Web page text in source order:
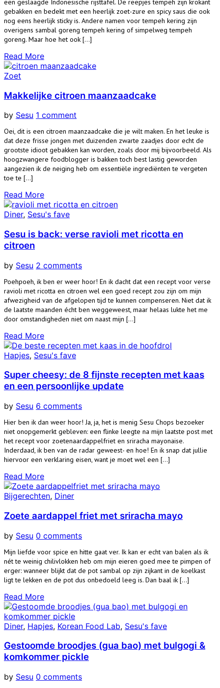
een geslaagde Indonesische rijsttafel. De reepjes tempeh zijn krokant
gebakken en bedekt met een heerlijk zoet-zure en spicy saus die ook
nog eens heerlijk sticky is. Andere namen voor tempeh kering zijn
overigens sambal goreng tempeh kering of simpelweg tempeh
goreng. Maar hoe het ook […]
Read More
Zoet
Makkelijke citroen maanzaadcake
by Sesu 1 comment
Oei, dit is een citroen maanzaadcake die je wilt maken. En het leuke is
dat deze frisse jongen met duizenden zwarte zaadjes door echt de
grootste idioot gebakken kan worden, zoals door mij bijvoorbeeld. Als
hoogzwangere foodblogger is bakken toch best lastig geworden
aangezien ik de neiging heb om essentiële ingrediënten te vergeten
toe te […]
Read More
Diner, Sesu's fave
Sesu is back: verse ravioli met ricotta en
citroen
by Sesu 2 comments
Poehpoeh, ik ben er weer hoor! En ik dacht dat een recept voor verse
ravioli met ricotta en citroen wel een goed recept zou zijn om mijn
afwezigheid van de afgelopen tijd te kunnen compenseren. Niet dat ik
de laatste maanden écht ben weggeweest, maar helaas lukte het me
door omstandigheden niet om naast mijn […]
Read More
Hapjes, Sesu's fave
Super cheesy: de 8 fijnste recepten met kaas
en een persoonlijke update
by Sesu 6 comments
Hier ben ik dan weer hoor! Ja, ja, het is menig Sesu Chops bezoeker
niet onopgemerkt gebleven: een flinke leegte na mijn laatste post met
het recept voor zoetenaardappelfriet en sriracha mayonaise.
Inderdaad, ik ben van de radar geweest- en hoe! En ik snap dat jullie
hiervoor een verklaring eisen, want je moet wel een […]
Read More
Bijgerechten, Diner
Zoete aardappel friet met sriracha mayo
by Sesu 0 comments
Mijn liefde voor spice en hitte gaat ver. Ik kan er echt van balen als ik
nét te weinig chilivlokken heb om mijn eieren goed mee te pimpen of
erger: wanneer blijkt dat de pot sambal op zijn zijkant in de koelkast
ligt te lekken en de pot dus onbedoeld leeg is. Dan baal ik […]
Read More
Diner, Hapjes, Korean Food Lab, Sesu's fave
Gestoomde broodjes (gua bao) met bulgogi &
komkommer pickle
by Sesu 0 comments